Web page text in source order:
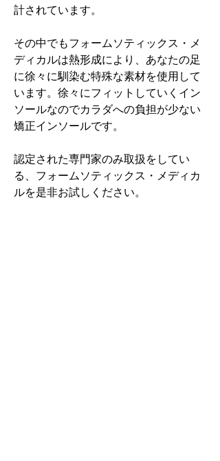
計されています。
その中でもフォームソティックス・メ
ディカルは熱形成により、あなたの足
に徐々に馴染む特殊な素材を使用して
います。徐々にフィットしていくイン
ソールなのでカラダへの負担が少ない
矯正インソールです。
認定された専門家のみ取扱をしてい
る、フォームソティックス・メディカ
ルを是非お試しください。